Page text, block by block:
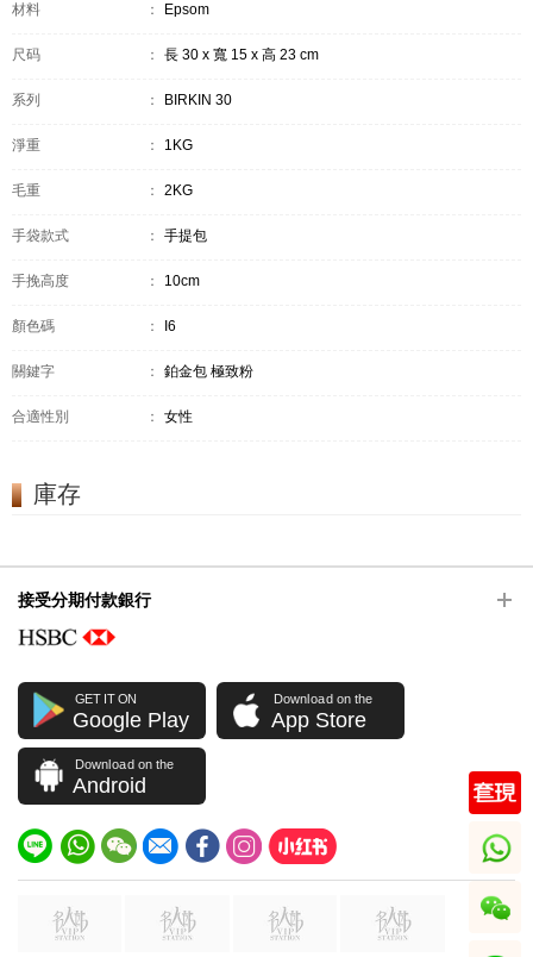
材料 ： Epsom
尺码 ： 長 30 x 寬 15 x 高 23 cm
系列 ： BIRKIN 30
淨重 ： 1KG
毛重 ： 2KG
手袋款式 ： 手提包
手挽高度 ： 10cm
顏色碼 ： I6
關鍵字 ： 鉑金包 極致粉
合適性別 ： 女性
庫存
接受分期付款銀行
GET IT ON
Google Play
Download on the
App Store
Download on the
Android
whatsapp